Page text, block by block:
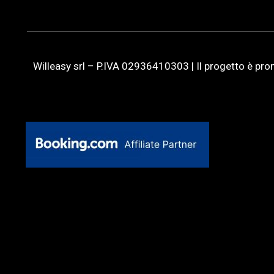
Willeasy srl – P.IVA 02936410303 | Il progetto è